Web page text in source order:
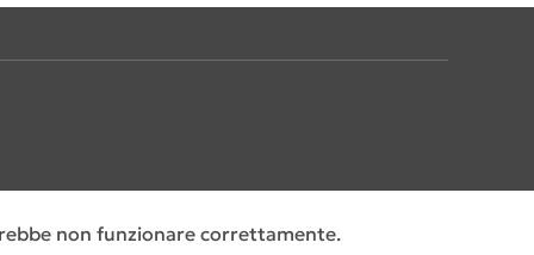
non funzionare correttamente.